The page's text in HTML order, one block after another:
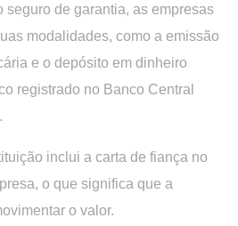
seguro de garantia, as empresas
modalidades, como a emissão
e o depósito em dinheiro
registrado no Banco Central
inclui a carta de fiança no
o que significa que a
o valor.